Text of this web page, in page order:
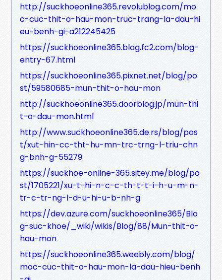
http://suckhoeonline365.revolublog.com/mo
c-cuc-thit-o-hau-mon-truc-trang-la-dau-hi
eu-benh-gi-a212245425
https://suckhoeonline365.blog.fc2.com/blog-
entry-67.html
https://suckhoeonline365.pixnet.net/blog/po
st/59580685-mun-thit-o-hau-mon
http://suckhoeonline365.doorblog.jp/mun-thi
t-o-dau-mon.html
http://www.suckhoeonline365.de.rs/blog/pos
t/xut-hin-cc-tht-hu-mn-trc-trng-l-triu-chn
g-bnh-g-55279
https://suckhoe-online-365.sitey.me/blog/po
st/1705221/xu-t-hi-n-c-c-th-t-t-i-h-u-m-n-
tr-c-tr-ng-l-d-u-hi-u-b-nh-g
https://dev.azure.com/suckhoeonline365/Blo
g-suc-khoe/_wiki/wikis/Blog/88/Mun-thit-o-
hau-mon
https://suckhoeonline365.weebly.com/blog/
moc-cuc-thit-o-hau-mon-la-dau-hieu-benh